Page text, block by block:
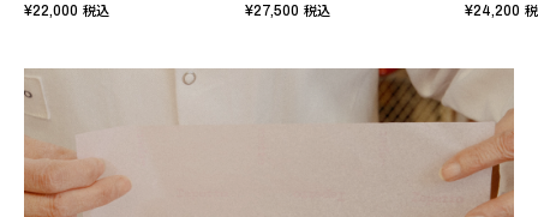
¥22,000 税込 ¥27,500 税込 ¥24,200